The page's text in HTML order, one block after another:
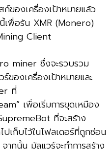
ของเครื่องเป้าหมายแล้ว
เพื่อรัน XMR (Monero)
Client
miner ซึ่งจะรวบรวม
องเครื่องเป้าหมายและ
ที่
เพื่อเริ่มการขุดเหมือง
ที่จะสร้าง
ปเก็บไว้ในโฟลเดอร์ที่ถูกซ่อน
ากนั้น มัลแวร์จะทำการสร้าง